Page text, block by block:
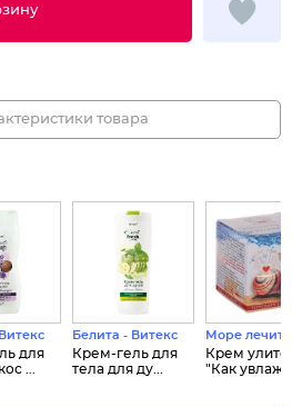
товара
для
...
Белита - Витекс
Крем-гель для
тела для ду...
Море лечит
Крем
"Как увлаж...